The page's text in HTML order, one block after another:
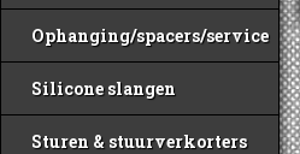
Ophanging/spacers/service
Silicone slangen
Sturen & stuurverkorters